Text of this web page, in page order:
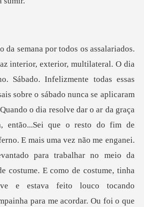
sábado nunca se aplicaram
o dia resolve dar o ar da graça
então...Sei que o resto do fim de
E mais uma vez não me enganei.